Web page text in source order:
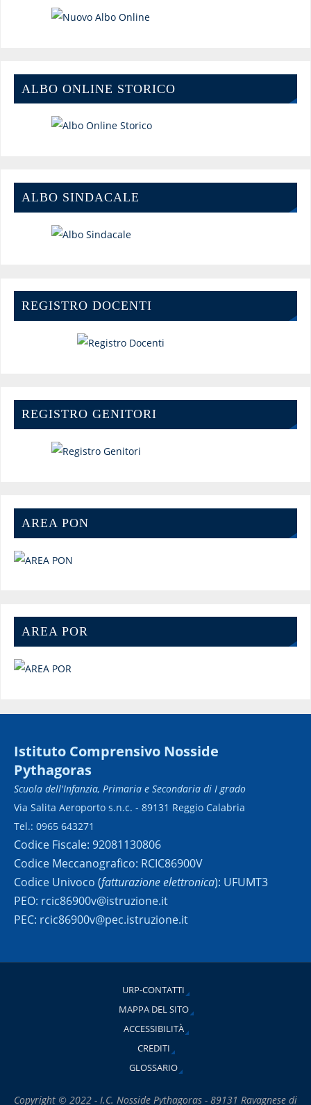
ALBO ONLINE STORICO
ALBO SINDACALE
REGISTRO DOCENTI
REGISTRO GENITORI
AREA PON
AREA POR
Istituto Comprensivo Nosside
Pythagoras
Scuola dell'Infanzia, Primaria e Secondaria di I grado
Via Salita Aeroporto s.n.c. - 89131 Reggio Calabria
Tel.: 0965 643271
Codice Fiscale: 92081130806
Codice Meccanografico: RCIC86900V
Codice Univoco (fatturazione elettronica): UFUMT3
PEO: rcic86900v@istruzione.it
PEC: rcic86900v@pec.istruzione.it
URP-CONTATTI
MAPPA DEL SITO
ACCESSIBILITÀ
CREDITI
GLOSSARIO
Copyright © 2022 - I.C. Nosside Pythagoras - 89131 Ravagnese di